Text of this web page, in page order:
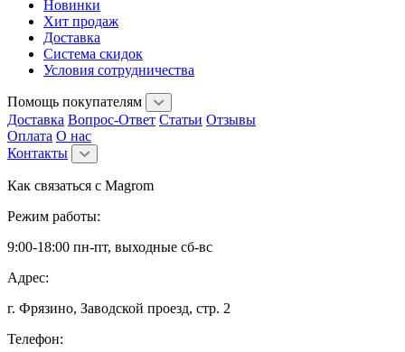
Новинки
Хит продаж
Доставка
Система скидок
Условия сотрудничества
Помощь покупателям
Доставка Вопрос-Ответ Статьи Отзывы
Оплата О нас
Контакты
Как связаться с Magrom
Режим работы:
9:00-18:00 пн-пт, выходные сб-вс
Адрес:
г. Фрязино, Заводской проезд, стр. 2
Телефон: